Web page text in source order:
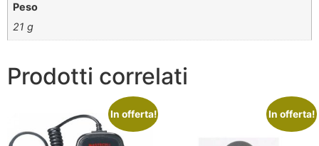
Peso
21 g
Prodotti correlati
In offerta! In offerta!